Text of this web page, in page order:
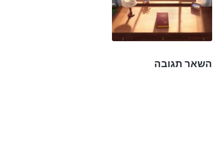
כל אדם לשאת את הסבל שעבר
כל אדם להחזיק בכבוד של פטרוס – הוא הדבר שבני
האדם מביאים לידי ביטוי לאחר שהם זוכים בעבודתו של
השאר תגובה